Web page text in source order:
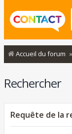
Accueil du forum
Rechercher
Requête de la